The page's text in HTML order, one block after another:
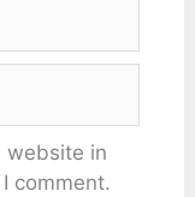
website in
comment.